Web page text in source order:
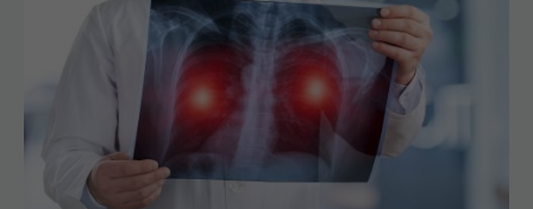
Cancerul care ucide cel mai mult în România.